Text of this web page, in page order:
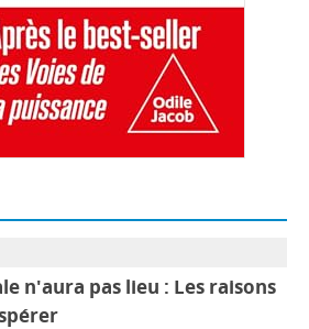
n'aura pas lieu : Les raisons